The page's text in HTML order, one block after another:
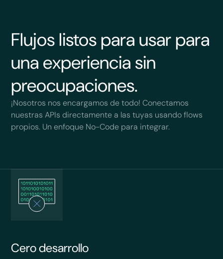
Flujos listos para usar para
una experiencia sin
preocupaciones.
¡Nosotros nos encargamos de todo! Conectamos
nuestras APIs directamente a las tuyas usando flows
propios. Un enfoque No-Code para integrar.
Cero desarrollo